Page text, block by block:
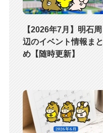
【2026年7月】明石周
辺のイベント情報まと
め【随時更新】